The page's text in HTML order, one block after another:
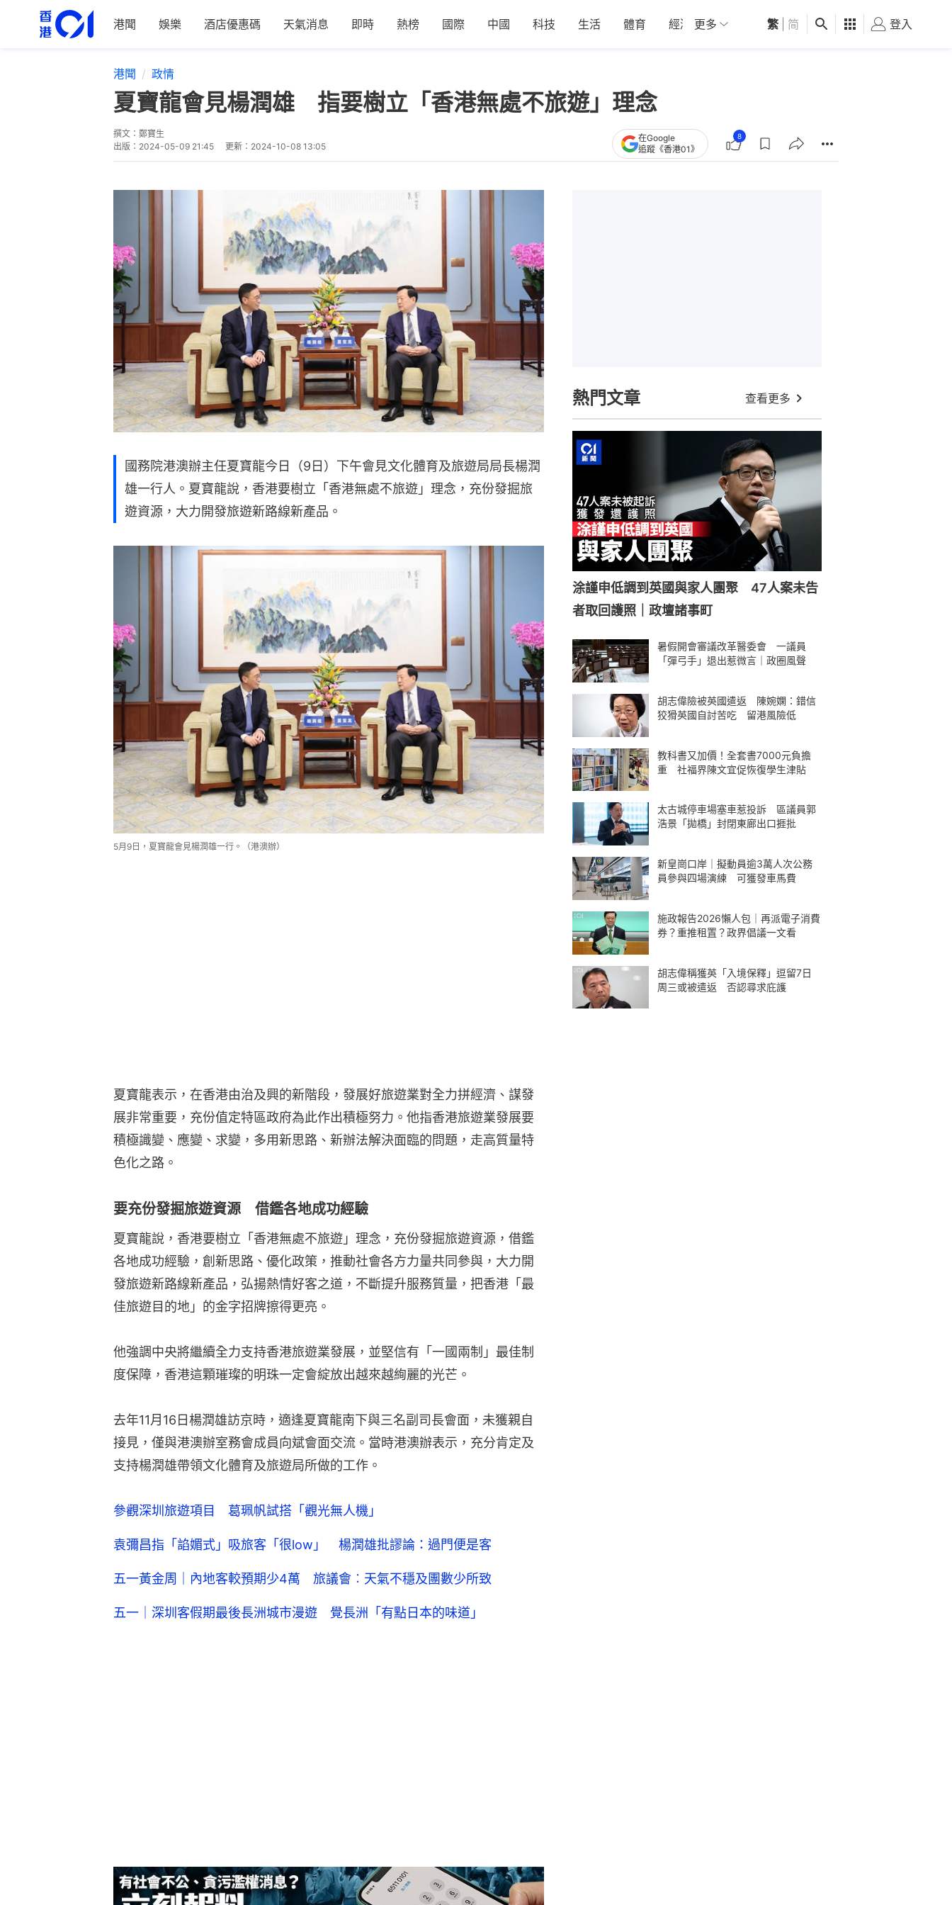
港聞 娛樂 酒店優惠碼 天氣消息 即時 熱榜 國際 中國 科技 生活 體育 經濟 01深圳 觀點 健康 好食玩飛
更多 繁 简 登入
港聞 政情
夏寶龍會見楊潤雄 指要樹立「香港無處不旅遊」理念
撰文： 鄭寶生
出版： 2024-05-09 21:45 更新： 2024-10-08 13:05
在Google
追蹤《香港01》
8
國務院港澳辦主任夏寶龍今日（9日）下午會見文化體育及旅遊局局長楊潤
雄一行人。夏寶龍說，香港要樹立「香港無處不旅遊」理念，充份發掘旅
遊資源，大力開發旅遊新路線新產品。
5月9日，夏寶龍會見楊潤雄一行。（港澳辦）
夏寶龍表示，在香港由治及興的新階段，發展好旅遊業對全力拼經濟、謀發
展非常重要，充份值定特區政府為此作出積極努力。他指香港旅遊業發展要
積極識變、應變、求變，多用新思路、新辦法解決面臨的問題，走高質量特
色化之路。
要充份發掘旅遊資源 借鑑各地成功經驗
夏寶龍說，香港要樹立「香港無處不旅遊」理念，充份發掘旅遊資源，借鑑
各地成功經驗，創新思路、優化政策，推動社會各方力量共同參與，大力開
發旅遊新路線新產品，弘揚熱情好客之道，不斷提升服務質量，把香港「最
佳旅遊目的地」的金字招牌擦得更亮。
他強調中央將繼續全力支持香港旅遊業發展，並堅信有「一國兩制」最佳制
度保障，香港這顆璀璨的明珠一定會綻放出越來越絢麗的光芒。
去年11月16日楊潤雄訪京時，適逢夏寶龍南下與三名副司長會面，未獲親自
接見，僅與港澳辦室務會成員向斌會面交流。當時港澳辦表示，充分肯定及
支持楊潤雄帶領文化體育及旅遊局所做的工作。
參觀深圳旅遊項目 葛珮帆試搭「觀光無人機」
袁彌昌指「諂媚式」吸旅客「很low」 楊潤雄批謬論：過門便是客
五一黃金周｜內地客較預期少4萬 旅議會︰天氣不穩及團數少所致
五一｜深圳客假期最後長洲城市漫遊 覺長洲「有點日本的味道」
熱門文章 查看更多
涂謹申低調到英國與家人團聚 47人案未告
者取回護照｜政壇諸事町
暑假開會審議改革醫委會 一議員
「彈弓手」退出惹微言｜政圈風聲
胡志偉險被英國遣返 陳婉嫻：錯信
狡猾英國自討苦吃 留港風險低
教科書又加價！全套書7000元負擔
重 社福界陳文宜促恢復學生津貼
太古城停車場塞車惹投訴 區議員郭
浩景「拋橋」封閉東廊出口捱批
新皇崗口岸｜擬動員逾3萬人次公務
員參與四場演練 可獲發車馬費
施政報告2026懶人包｜再派電子消費
券？重推租置？政界倡議一文看
胡志偉稱獲英「入境保釋」逗留7日
周三或被遣返 否認尋求庇護